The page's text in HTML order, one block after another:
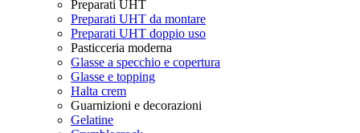
Preparati UHT
Preparati UHT da montare
Preparati UHT doppio uso
Pasticceria moderna
Glasse a specchio e copertura
Glasse e topping
Halta crem
Guarnizioni e decorazioni
Gelatine